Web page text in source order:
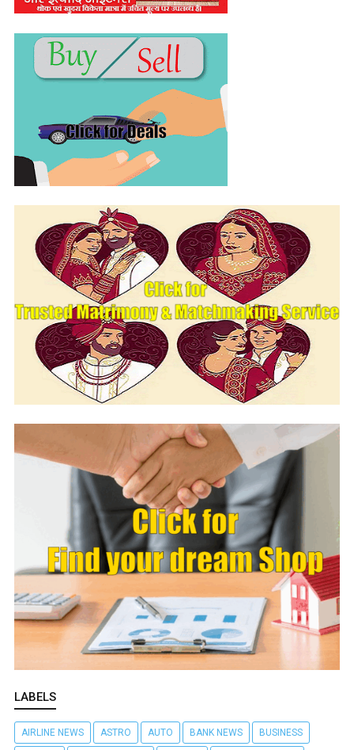
LABELS
AIRLINE NEWS ASTRO AUTO BANK NEWS BUSINESS